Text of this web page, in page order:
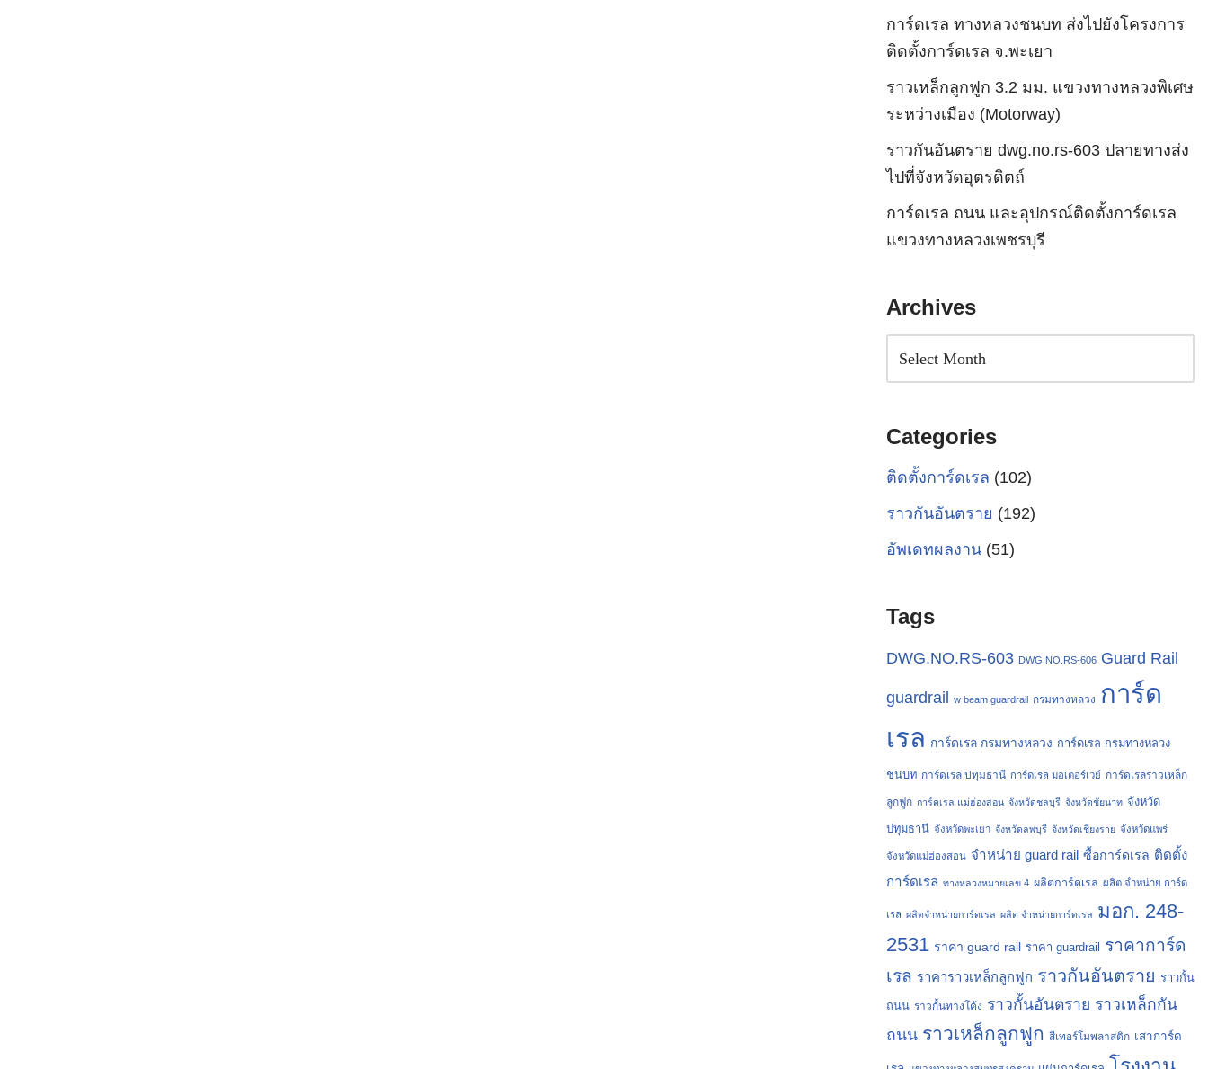
การ์ดเรล ทางหลวงชนบท ส่งไปยังโครงการ
ติดตั้งการ์ดเรล จ.พะเยา
ราวเหล็กลูกฟูก 3.2 มม. แขวงทางหลวงพิเศษ
ระหว่างเมือง (Motorway)
ราวกันอันตราย dwg.no.rs-603 ปลายทางส่ง
ไปที่จังหวัดอุตรดิตถ์
การ์ดเรล ถนน และอุปกรณ์ติดตั้งการ์ดเรล
แขวงทางหลวงเพชรบุรี
Archives
Categories
ติดตั้งการ์ดเรล (102)
ราวกันอันตราย (192)
อัพเดทผลงาน(51)
Tags
DWG.NO.RS-603 DWG.NO.RS-606 Guard Rail
guardrail w beam guardrail กรมทางหลวง การ์ด
เรล การ์ดเรล กรมทางหลวง การ์ดเรล กรมทางหลวง
ชนบท การ์ดเรล ปทุมธานี การ์ดเรล มอเตอร์เวย์ การ์ดเรลราวเหล็ก
ลูกฟูก การ์ดเรล แม่ฮ่องสอน จังหวัดชลบุรี จังหวัดชัยนาท จังหวัด
ปทุมธานี จังหวัดพะเยา จังหวัดลพบุรี จังหวัดเชียงราย จังหวัดแพร่
จังหวัดแม่ฮ่องสอน จำหน่าย guard rail ซื้อการ์ดเรล ติดตั้ง
การ์ดเรล ทางหลวงหมายเลข 4 ผลิตการ์ดเรล ผลิต จำหน่าย การ์ด
เรล ผลิตจำหน่ายการ์ดเรล ผลิต จำหน่ายการ์ดเรล มอก. 248-
2531 ราคา guard rail ราคา guardrail
ราคาการ์ด
เรล ราคาราวเหล็กลูกฟูก ราวกันอันตราย ราวกั้น
ถนน ราวกั้นทางโค้ง ราวกั้นอันตราย ราวเหล็กกัน
ถนน ราวเหล็กลูกฟูก สีเทอร์โมพลาสติก เสาการ์ด